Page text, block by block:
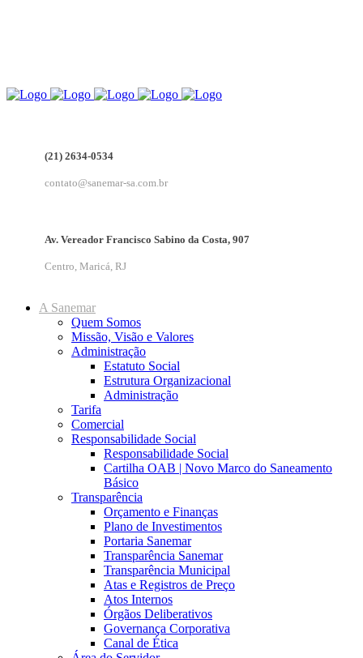
(21) 2634-0534
contato@sanemar-sa.com.br
Av. Vereador Francisco Sabino da Costa, 907
Centro, Maricá, RJ
A Sanemar
Quem Somos
Missão, Visão e Valores
Administração
Estatuto Social
Estrutura Organizacional
Administração
Tarifa
Comercial
Responsabilidade Social
Responsabilidade Social
Cartilha OAB | Novo Marco do Saneamento
Básico
Transparência
Orçamento e Finanças
Plano de Investimentos
Portaria Sanemar
Transparência Sanemar
Transparência Municipal
Atas e Registros de Preço
Atos Internos
Órgãos Deliberativos
Governança Corporativa
Canal de Ética